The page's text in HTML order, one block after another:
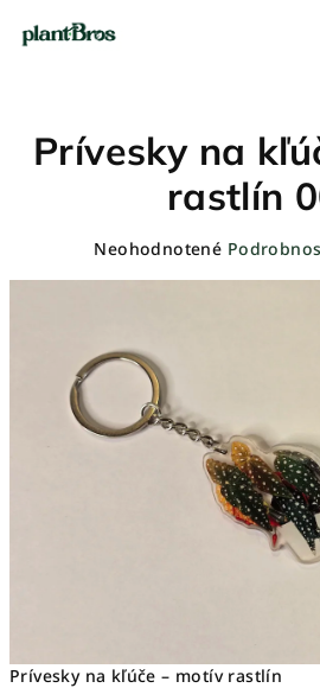
Prívesky na kľúče – motív rastlín
Prívesky na
rastlín
Priemerné
z
hviezdičiek.
Neohodnotené